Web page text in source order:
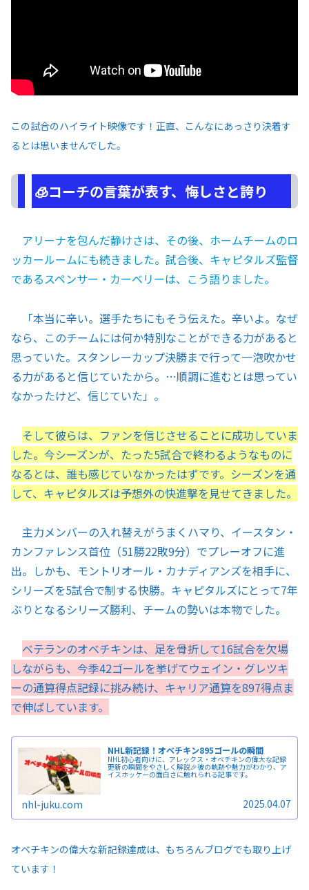
この試合のハイライト映像です！正直、こんなにあっさり決着す
るとは思いませんでした。
🧊コーチの言葉が表す、悔しさと誇り
アリーナを包んだ静けさは、その後、ホームチームのロ
ッカールームにも続きました。試合後、キャピタルズ監督
であるスペンサー・カーベリーは、こう語りました。
「本当に辛い。選手たちにもそう伝えた。辛いよ。なぜ
なら、このチームには何か特別なことができる力があると
思っていた。スタンレーカップ決勝まで行って一泡吹かせ
る力があると信じていたから。…順調に進むとは思ってい
なかったけど、信じていた」。
そして彼らは、ファンを信じさせることに成功していま
した。今シーズンが、たった5試合で終わるようなものに
なるとは、誰も感じていなかったはずです。シーズンを通
して、キャピタルズは予想外の快進撃を見せてきました。
主力メンバーの入れ替えがうまくハマり、イースタン・
カンファレンス首位（51勝22敗9分）でプレーオフに進
出。しかも、モントリオール・カナディアンズを相手に、
シリーズを5試合で制する快勝。キャピタルズにとって7年
ぶりとなるシリーズ勝利、チームの勢いは本物でした。
ベテランのオベチキンは、足を骨折して16試合を欠場
しながらも、今季42ゴールを挙げてウェイン・グレツキ
ーの通算得点記録に挑み続け、キャリア通算を897得点ま
で伸ばしています。
NHL新記録！オベチキン895ゴールの瞬間
NHL初心者向けに、アレックス・オベチキンの偉大な記録
更新の瞬間をやさしく解説🎉彼の軌跡や魅力がわかり、ア
イスホッケーの面白さに触れられる記事です。
nhl-juku.com 2025.04.07
オベチキンの偉大な新記録達成は、もちろんブログでも取り上げ
ています！